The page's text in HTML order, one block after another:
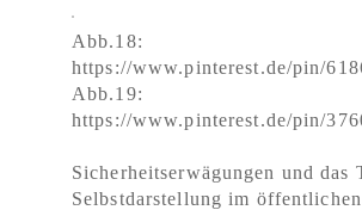
Abb.18:
https://www.pinterest.de/pin/
Abb.19:
https://www.pinterest.de/pin/
Sicherheitserwägungen und das
Selbstdarstellung im